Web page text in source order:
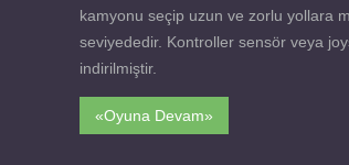
kamyonu seçip uzun ve zorlu yollara
seviyededir. Kontroller sensör veya
indirilmiştir.
«Oyuna Devam»